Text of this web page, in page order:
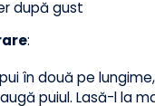
piept de pui
iaurt 2%
la ½ lămâie
usturoi pisat
oregano uscat